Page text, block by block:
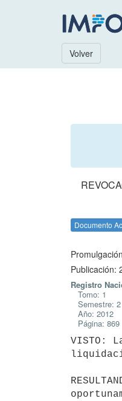
Volver
Documento
Publicación:
Registro
Tomo: 1
Semestre: 2
Año: 2012
Página: 869
VISTO: